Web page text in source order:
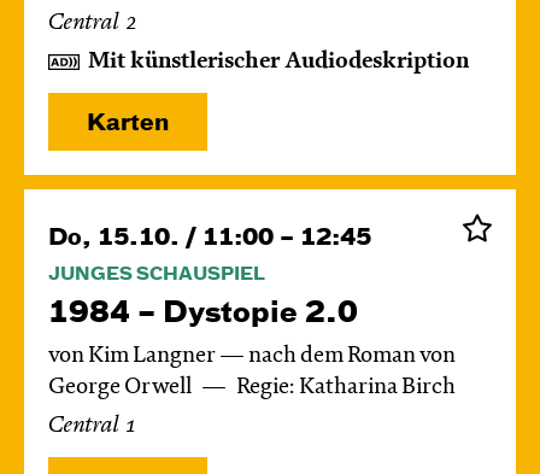
Central 2
Mit künstlerischer Audiodeskription
Karten
Do, 15.10. / 11:00 – 12:45
JUNGES SCHAUSPIEL
1984 – Dystopie 2.0
von Kim Langner — nach dem Roman von
George Orwell
Regie: Katharina Birch
Central 1